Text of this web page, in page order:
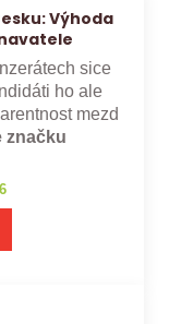
Výhoda
sice
ho ale
mezd
značku